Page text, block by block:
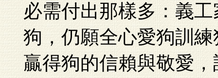
必需付出那樣多：義
狗，仍願全心愛狗訓
贏得狗的信賴與敬愛